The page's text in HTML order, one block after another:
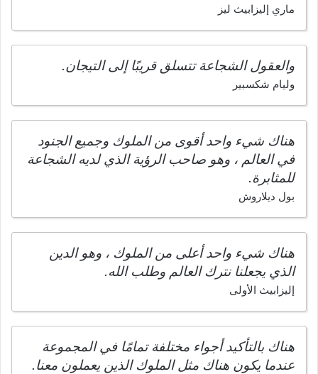
ماري إليزابيث ليز
والعقول الشجاعة تتسلق قريبًا إلى التيجان.
وليام شكسبير
هناك شيء واحد أقوى من الملوك وجميع الجنود
في العالم ، وهو صاحب الرؤية الذي لديه الشجاعة
للمثابرة.
بول ديلاروش
هناك شيء واحد أعلى من الملوك ، وهو الدين
الذي يجعلنا نترك العالم وطلب الله.
إليزابيث الأولى
هناك بالتأكيد أجواء مختلفة تمامًا في المجموعة
عندما يكون هناك مثل الملوك الذين يعملون معنا.